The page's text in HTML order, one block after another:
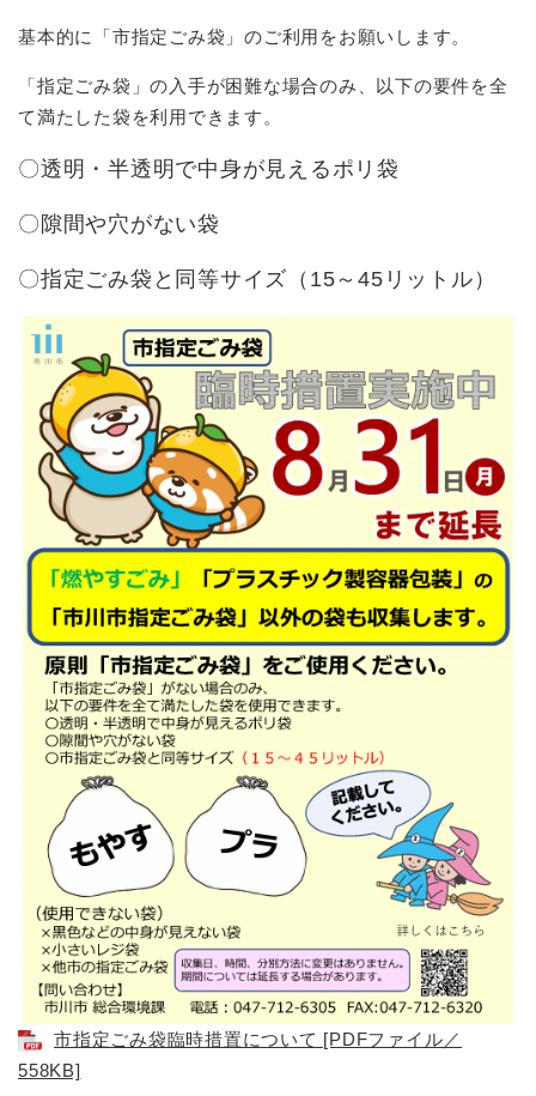
​基本的に「市指定ごみ袋」のご利用をお願いします。
「指定ごみ袋」の入手が困難な場合のみ、以下の要件を全
て満たした袋を利用できます。
〇透明・半透明で中身が見えるポリ袋
〇隙間や穴がない袋
〇指定ごみ袋と同等サイズ（15～45リットル）
市指定ごみ袋臨時措置について [PDFファイル／
558KB]